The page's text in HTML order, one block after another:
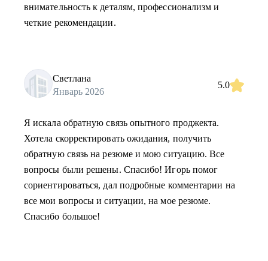
внимательность к деталям, профессионализм и
четкие рекомендации.
Светлана
Январь 2026
5.0
Я искала обратную связь опытного проджекта.
Хотела скорректировать ожидания, получить
обратную связь на резюме и мою ситуацию. Все
вопросы были решены. Спасибо! Игорь помог
сориентироваться, дал подробные комментарии на
все мои вопросы и ситуации, на мое резюме.
Спасибо большое!